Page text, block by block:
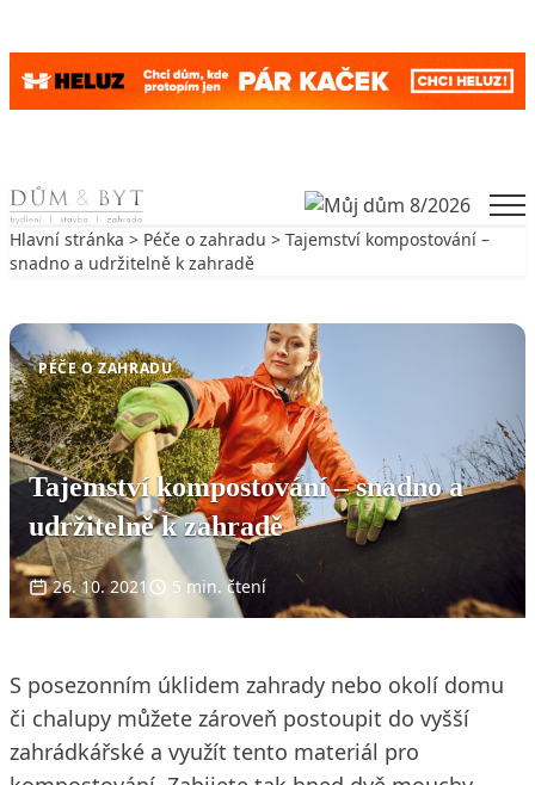
Skip to content
Hlavní stránka > Péče o zahradu > Tajemství kompostování –
snadno a udržitelně k zahradě
PÉČE O ZAHRADU
Tajemství kompostování – snadno a
udržitelně k zahradě
26. 10. 2021 5 min. čtení
S posezonním úklidem zahrady nebo okolí domu
či chalupy můžete zároveň postoupit do vyšší
zahrádkářské a využít tento materiál pro